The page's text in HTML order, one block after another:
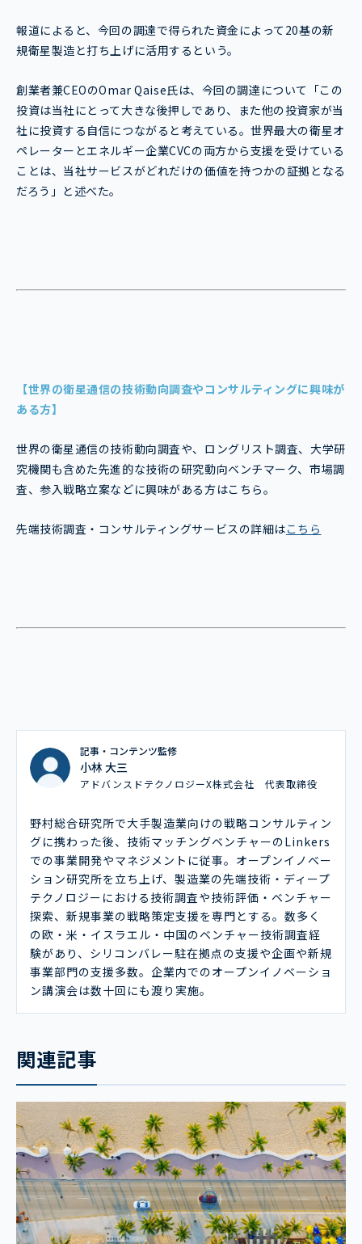
報道によると、今回の調達で得られた資金によって20基の新
規衛星製造と打ち上げに活用するという。
創業者兼CEOのOmar Qaise氏は、今回の調達について「この
投資は当社にとって大きな後押しであり、また他の投資家が当
社に投資する自信につながると考えている。世界最大の衛星オ
ペレーターとエネルギー企業CVCの両方から支援を受けている
ことは、当社サービスがどれだけの価値を持つかの証拠となる
だろう」と述べた。
【世界の衛星通信の技術動向調査やコンサルティングに興味が
ある方】
世界の衛星通信の技術動向調査や、ロングリスト調査、大学研
究機関も含めた先進的な技術の研究動向ベンチマーク、市場調
査、参入戦略立案などに興味がある方はこちら。
先端技術調査・コンサルティングサービスの詳細はこちら
記事・コンテンツ監修
小林 大三
アドバンスドテクノロジーX株式会社 代表取締役
野村総合研究所で大手製造業向けの戦略コンサルティン
グに携わった後、技術マッチングベンチャーのLinkers
での事業開発やマネジメントに従事。オープンイノベー
ション研究所を立ち上げ、製造業の先端技術・ディープ
テクノロジーにおける技術調査や技術評価・ベンチャー
探索、新規事業の戦略策定支援を専門とする。数多く
の欧・米・イスラエル・中国のベンチャー技術調査経
験があり、シリコンバレー駐在拠点の支援や企画や新規
事業部門の支援多数。企業内でのオープンイノベーショ
ン講演会は数十回にも渡り実施。
関連記事